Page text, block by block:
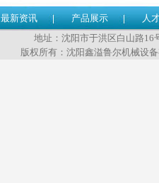
最新资讯 产品展示
人
地址：沈阳市于洪区白山路16
版权所有：沈阳鑫溢鲁尔机械设